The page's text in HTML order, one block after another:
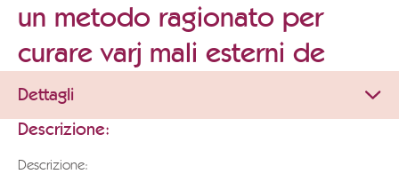
un metodo ragionato per
curare varj mali esterni de
Dettagli
Descrizione:
Descrizione: